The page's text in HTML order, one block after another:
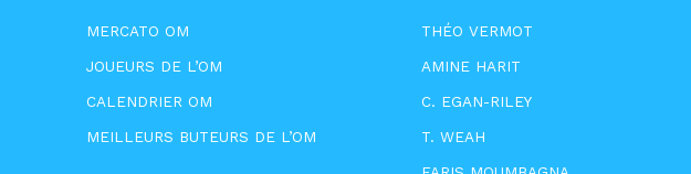
MERCATO OM
JOUEURS DE L’OM
CALENDRIER OM
MEILLEURS BUTEURS DE L’OM
THÉO VERMOT
AMINE HARIT
C. EGAN-RILEY
T. WEAH